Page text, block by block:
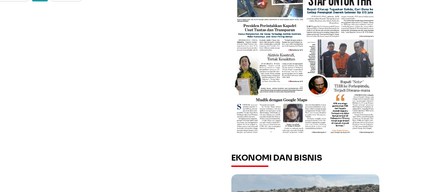
EKONOMI DAN BISNIS